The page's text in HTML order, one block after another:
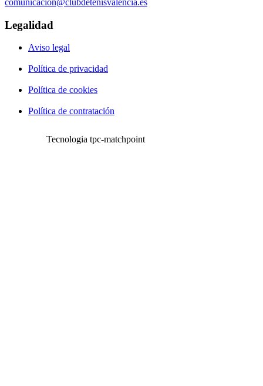
comunicacion@clubdetenisvalencia.es
Legalidad
Aviso legal
Política de privacidad
Política de cookies
Política de contratación
Tecnologia tpc-matchpoint